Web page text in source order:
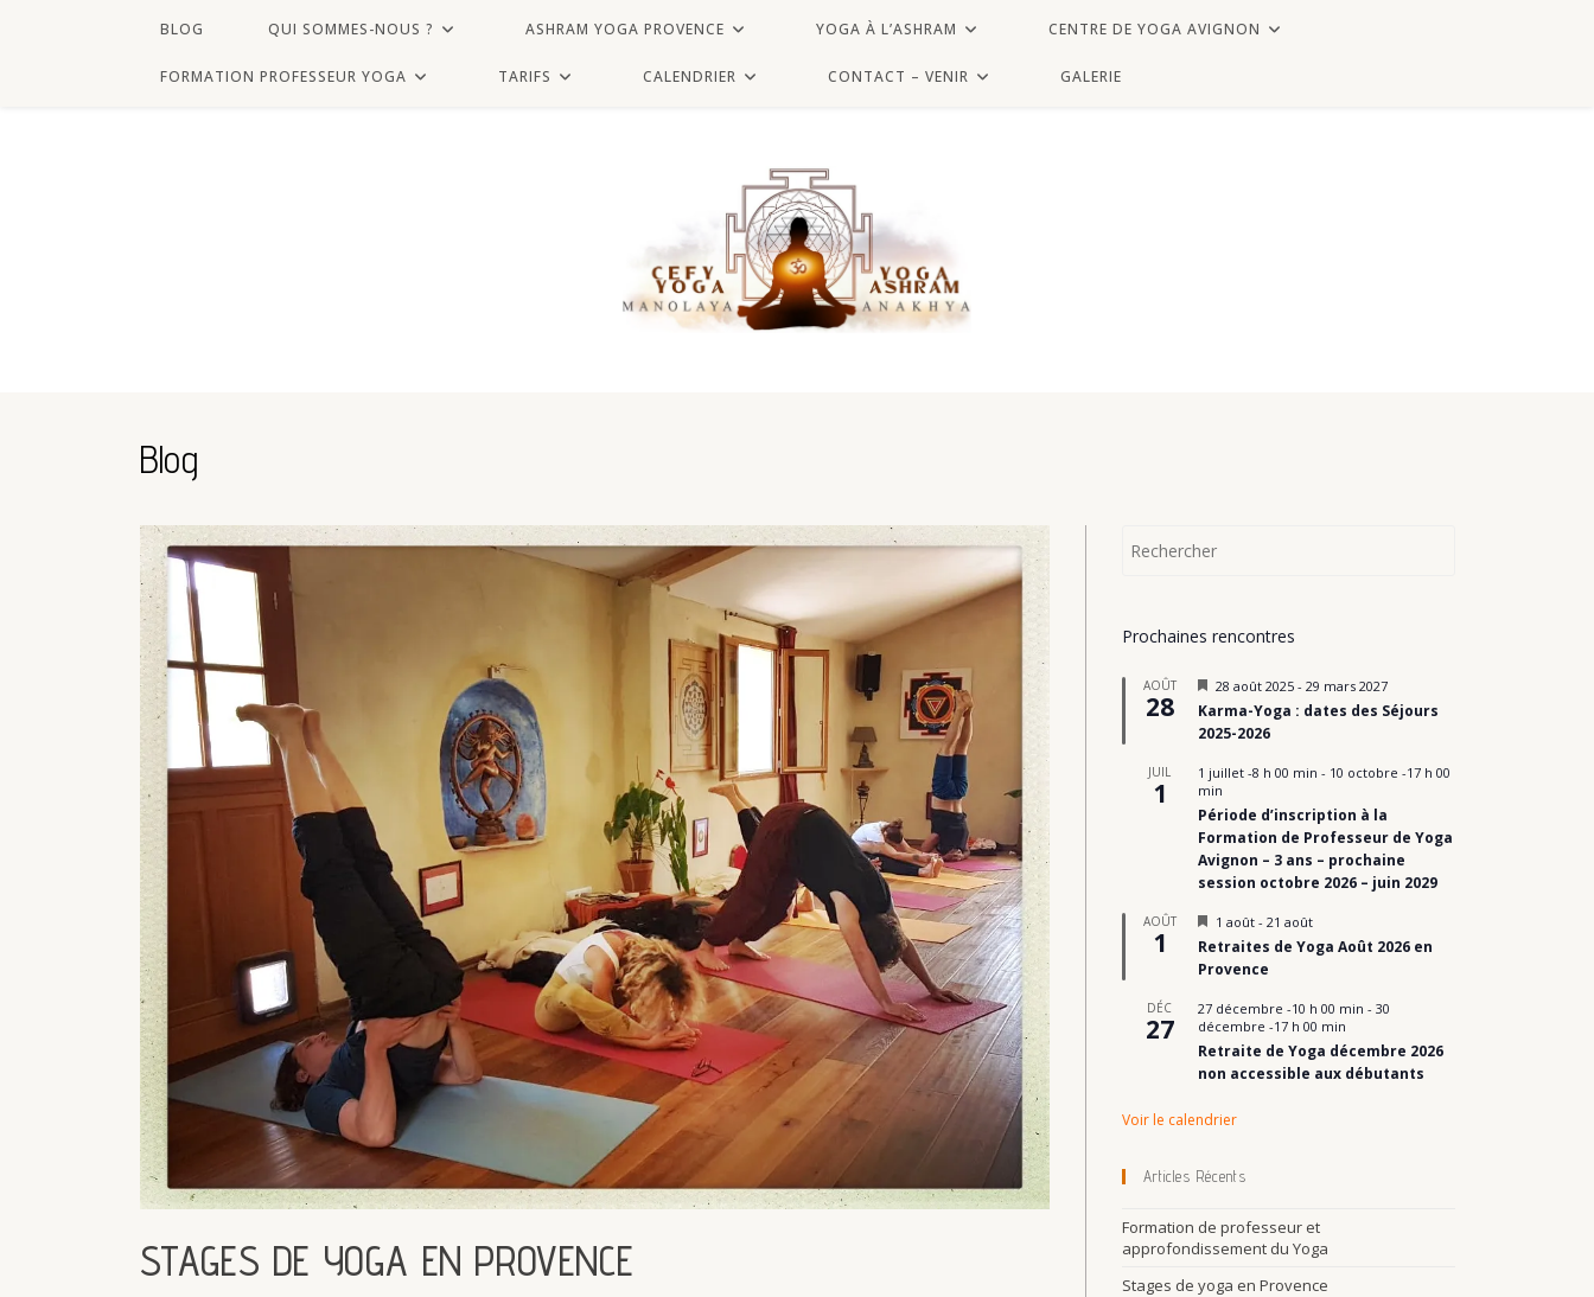
BLOG QUI SOMMES-NOUS ? ASHRAM YOGA PROVENCE YOGA À L’ASHRAM CENTRE DE YOGA AVIGNON
FORMATION PROFESSEUR YOGA TARIFS CALENDRIER CONTACT – VENIR GALERIE
Blog
STAGES DE YOGA EN PROVENCE
Prochaines rencontres
AOÛT
28
M
s
e
a
v
a
t
28 août 2025- 29 mars 2027
Karma-Yoga : dates des Séjours
2025-2026
JUIL
1
1 juillet -8 h 00 min - 10 octobre -17 h 00
min
Période d’inscription à la
Formation de Professeur de Yoga
Avignon – 3 ans – prochaine
session octobre 2026 – juin 2029
AOÛT
1
M
s
e
a
v
a
t
1 août- 21 août
Retraites de Yoga Août 2026 en
Provence
DÉC
27
27 décembre -10 h 00 min - 30
décembre -17 h 00 min
Retraite de Yoga décembre 2026
non accessible aux débutants
Voir le calendrier
Articles Récents
Formation de professeur et
approfondissement du Yoga
Stages de yoga en Provence